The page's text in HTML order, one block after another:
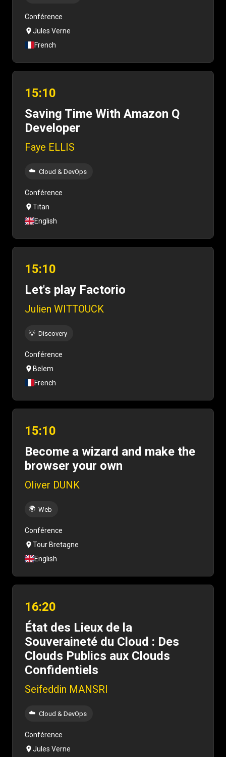
Conférence
Jules Verne
French
15:10
Saving Time With Amazon Q
Developer
Faye ELLIS
☁️ Cloud & DevOps
Conférence
Titan
English
15:10
Let's play Factorio
Julien WITTOUCK
💡 Discovery
Conférence
Belem
French
15:10
Become a wizard and make the
browser your own
Oliver DUNK
🌍 Web
Conférence
Tour Bretagne
English
16:20
État des Lieux de la
Souveraineté du Cloud : Des
Clouds Publics aux Clouds
Confidentiels
Seifeddin MANSRI
☁️ Cloud & DevOps
Conférence
Jules Verne